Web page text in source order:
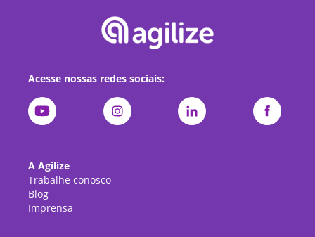
Acesse nossas redes sociais:
A Agilize
Trabalhe conosco
Blog
Imprensa